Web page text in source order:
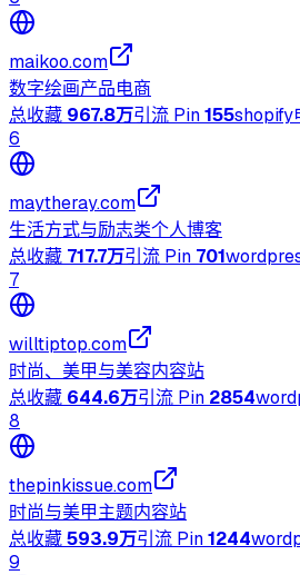
maikoo.com
数字绘画产品电商
总收藏 967.8万引流 Pin155shopify
6
maytheray.com
生活方式与励志类个人博客
总收藏 717.7万引流 Pin 701
7
willtiptop.com
时尚、美甲与美容内容站
总收藏 644.6万引流 Pin 2854
8
thepinkissue.com
时尚与美甲主题内容站
总收藏593.9万引流 Pin1244
9